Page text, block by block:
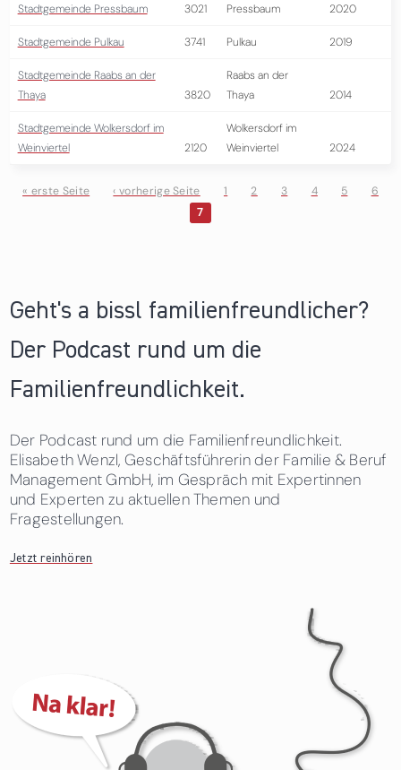
Stadtgemeinde Pressbaum 3021 Pressbaum 2020
Stadtgemeinde Pulkau 3741 Pulkau 2019
Stadtgemeinde Raabs an der
Thaya
3820
Raabs an der
Thaya
2014
Stadtgemeinde Wolkersdorf im
Weinviertel
2120
Wolkersdorf im
Weinviertel
2024
« erste Seite ‹ vorherige Seite 1 2 3 4 5
6
7
Geht's a bissl familienfreundlicher?
Der Podcast rund um die
Familienfreundlichkeit.
Der Podcast rund um die Familienfreundlichkeit.
Elisabeth Wenzl, Geschäftsführerin der Familie & Beruf
Management GmbH, im Gespräch mit Expertinnen
und Experten zu aktuellen Themen und
Fragestellungen.
Jetzt reinhören